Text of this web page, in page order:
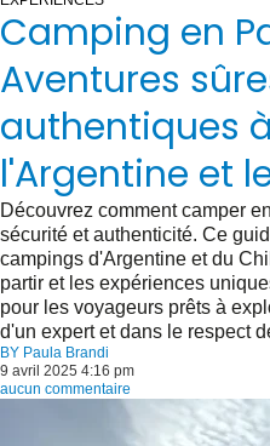
Camping en
Aventures
authentiques
l'Argentine et
Découvrez comment camper
sécurité et authenticité. Ce
campings d'Argentine et du
partir et les expériences
pour les voyageurs prêts à
d'un expert et dans le respect
BY Paula Brandi
9 avril 2025 4:16 pm
aucun commentaire